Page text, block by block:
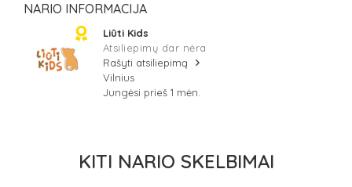
NARIO INFORMACIJA
Liūti Kids
Atsiliepimų dar nėra
Rašyti atsiliepimą
Vilnius
Jungėsi prieš 1 mėn.
KITI NARIO SKELBIMAI